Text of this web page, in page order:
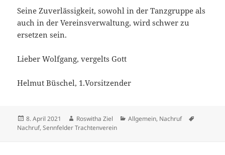
Seine Zuverlässigkeit, sowohl in der Tanzgruppe als
auch in der Vereinsverwaltung, wird schwer zu
ersetzen sein.
Lieber Wolfgang, vergelts Gott
Helmut Büschel, 1.Vorsitzender
Veröffentlicht
am
8. April 2021 Autor
Roswitha Ziel Kategorien
Allgemein, Nachruf
Nachruf,Sennfelder Trachtenverein